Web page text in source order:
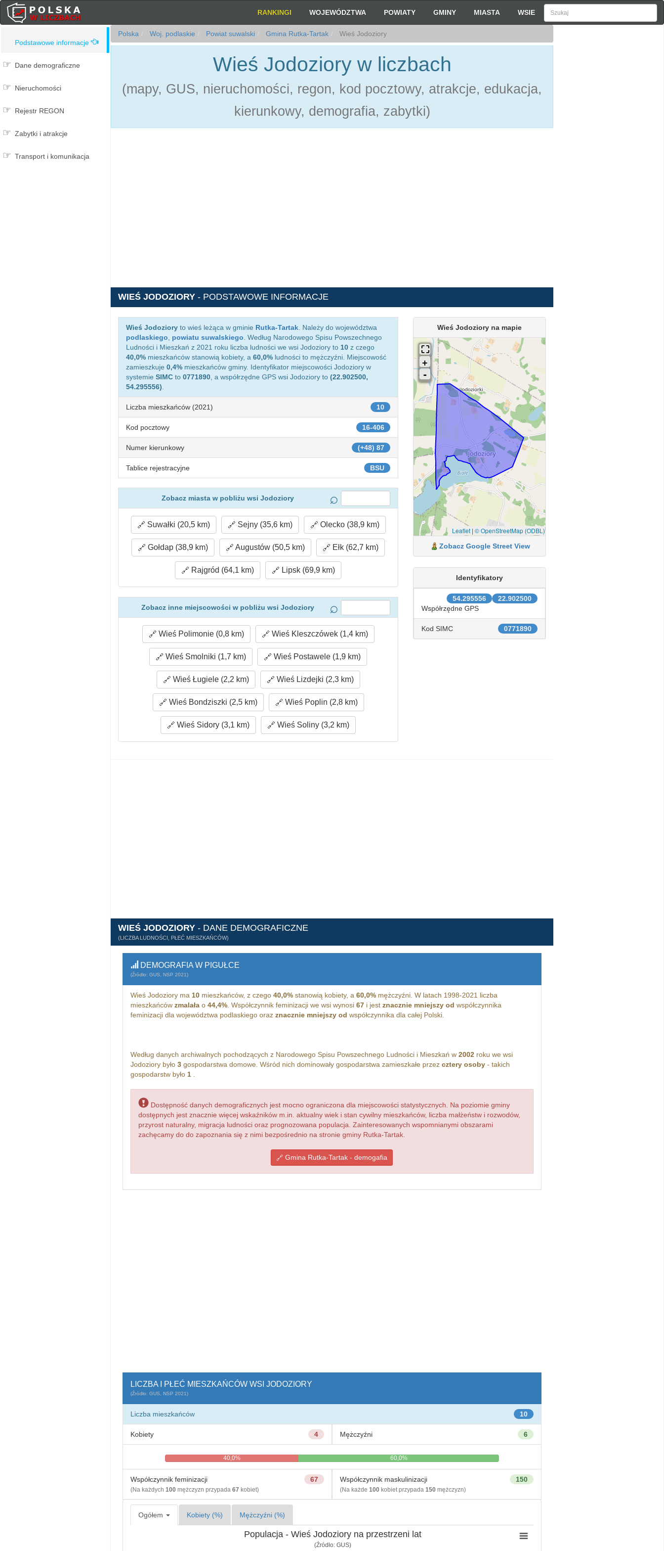
RANKINGI WOJEWÓDZTWA POWIATY GMINY MIASTA WSIE
Podstawowe informacje
Dane demograficzne
Nieruchomości
Rejestr REGON
Zabytki i atrakcje
Transport i komunikacja
Polska Woj. podlaskie Powiat suwalski Gmina Rutka-Tartak Wieś Jodoziory
Wieś Jodoziory w liczbach
(mapy, GUS, nieruchomości, regon, kod pocztowy, atrakcje, edukacja,
kierunkowy, demografia, zabytki)
WIEŚ JODOZIORY - PODSTAWOWE INFORMACJE
Wieś Jodoziory to wieś leżąca w gminie Rutka-Tartak . Należy do województwa
podlaskiego
powiatu suwalskiego . Według Narodowego Spisu Powszechnego
Ludności i Mieszkań z 2021 roku liczba ludności we wsi Jodoziory to 10 z czego
40,0% mieszkańców stanowią kobiety, a 60,0% ludności to mężczyźni. Miejscowość
zamieszkuje 0,4% mieszkańców gminy. Identyfikator miejscowości Jodoziory w
systemie SIMC to 0771890 , a współrzędne GPS wsi Jodoziory to (22.902500,
54.295556)
10
Liczba mieszkańców (2021)
16-406
Kod pocztowy
(+48) 87
Numer kierunkowy
BSU
Tablice rejestracyjne
Zobacz miasta w pobliżu wsi Jodoziory
Suwałki (20,5 km) Sejny (35,6 km) Olecko (38,9 km)
Gołdap (38,9 km) Augustów (50,5 km) Ełk (62,7 km)
Rajgród (64,1 km) Lipsk (69,9 km)
Zobacz inne miejscowości w pobliżu wsi Jodoziory
Wieś Polimonie (0,8 km) Wieś Kleszczówek (1,4 km)
Wieś Smolniki (1,7 km) Wieś Postawele (1,9 km)
Wieś Ługiele (2,2 km) Wieś Lizdejki (2,3 km)
Wieś Bondziszki (2,5 km) Wieś Poplin (2,8 km)
Wieś Sidory (3,1 km) Wieś Soliny (3,2 km)
Wieś Jodoziory na mapie
Leaflet| © OpenStreetMap (ODBL)
Zobacz Google Street View
Identyfikatory
22.902500
54.295556
Współrzędne GPS
0771890
Kod SIMC
WIEŚ JODOZIORY - DANE DEMOGRAFICZNE
(LICZBA LUDNOŚCI, PŁEĆ MIESZKAŃCÓW)
DEMOGRAFIA W PIGUŁCE
(Źródło: GUS, NSP 2021)
Wieś Jodoziory ma 10mieszkańców, z czego 40,0%stanowią kobiety, a 60,0%mężczyźni. W latach 1998-2021 liczba
mieszkańców zmalałao 44,4%. Współczynnik feminizacji we wsi wynosi 67i jest znacznie mniejszy od współczynnika
feminizacji dla województwa podlaskiego oraz znacznie mniejszy od współczynnika dla całej Polski.
Według danych archiwalnych pochodzących z Narodowego Spisu Powszechnego Ludności i Mieszkań w 2002roku we wsi
Jodoziory było 3gospodarstwa domowe. Wśród nich dominowały gospodarstwa zamieszkałe przez cztery osoby- takich
gospodarstw było 1.
Dostępność danych demograficznych jest mocno ograniczona dla miejscowości statystycznych. Na poziomie gminy
dostępnych jest znacznie więcej wskaźników m.in. aktualny wiek i stan cywilny mieszkańców, liczba małżeństw i rozwodów,
przyrost naturalny, migracja ludności oraz prognozowana populacja. Zainteresowanych wspomnianymi obszarami
zachęcamy do do zapoznania się z nimi bezpośrednio na stronie gminy Rutka-Tartak.
Gmina Rutka-Tartak - demogafia
LICZBA I PŁEĆ MIESZKAŃCÓW WSI JODOZIORY
(Źródło: GUS, NSP 2021)
10
Liczba mieszkańców
4
Kobiety 6
Mężczyźni
40,0% 60,0%
67
Współczynnik feminizacji
(Na każdych 100mężczyzn przypada 67 kobiet)
150
Współczynnik maskulinizacji
(Na każde 100kobiet przypada 150mężczyzn)
Ogółem Kobiety (%) Mężczyźni (%)
Populacja - Wieś Jodoziory na przestrzeni lat
(Źródło: GUS)